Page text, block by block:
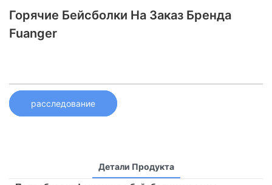
Горячие Бейсболки На Заказ Бренда
Fuanger
расследование
Детали Продукта